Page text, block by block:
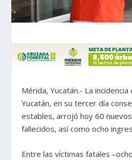
Mérida, Yucatán.- La
Yucatán, en su tercer día
estables, arrojó hoy 60
fallecidos, así como ocho
Entre las víctimas fatales